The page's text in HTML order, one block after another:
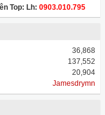
Top: Lh: 0903.010.795
36,868
137,552
20,904
Jamesdrymn